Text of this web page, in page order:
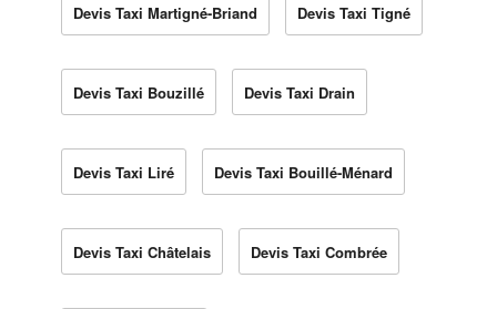
Devis Taxi Martigné-Briand Devis Taxi Tigné
Devis Taxi Bouzillé Devis Taxi Drain
Devis Taxi Liré Devis Taxi Bouillé-Ménard
Devis Taxi Châtelais Devis Taxi Combrée